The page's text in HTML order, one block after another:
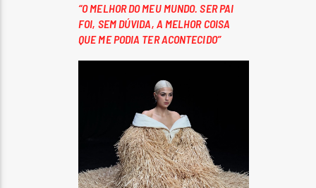
“O MELHOR DO MEU MUNDO. SER PAI
FOI, SEM DÚVIDA, A MELHOR COISA
QUE ME PODIA TER ACONTECIDO”